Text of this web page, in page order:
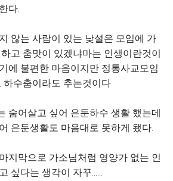
다.
않는 사람이 있는 낮설은 모임에 가
고 춤맛이 있겠냐마는 인생이란것이
에 불편한 마음이지만 정통사교모임
수춤이라도 추는것이다.
숨어살고 싶어 은둔하수 생활 했는데
은둔생활도 마음대로 못하게 됐다.
지막으로 가소님처럼 영양가 없는 인
싶다는 생각이 자꾸......